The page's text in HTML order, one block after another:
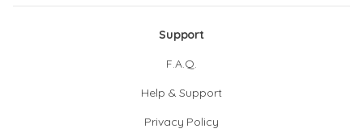
Support
F.A.Q.
Help & Support
Privacy Policy